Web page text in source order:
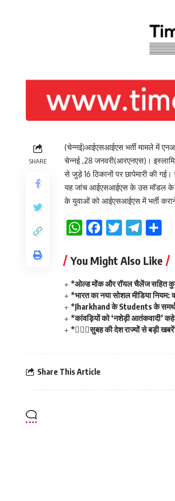
SHARE
(चेन्नई)आईएसआईएस भर्ती मामले में
चेन्नई ,28 जनवरी(आरएनएस)।
से जुड़े 16 ठिकानों पर छापेमारी की
यह जांच आईएसआईएस के उस मॉडल के
के युवाओं को आईएसआईएस में भर्ती कराने
WhatsApp
Facebook
Twitter
You Might Also Like
*ओल्ड मोंक और रॉयल चैलेंज सहित
*भारत का नया सोशल मीडिया नियम:
*Jharkhand के Students के
*कांवड़ियों को ‘नशेड़ी आतंकवादी’ कहे
*💁🏻‍♂️सुबह की देश राज्यों से बड़ी
Share This Article